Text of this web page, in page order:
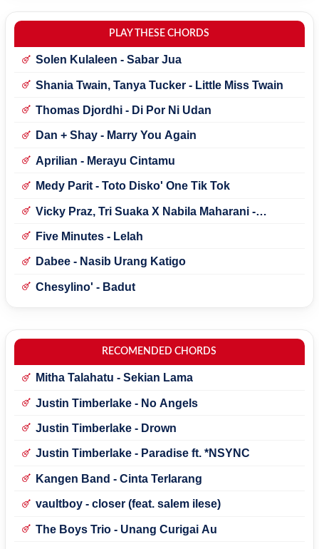
PLAY THESE CHORDS
Solen Kulaleen - Sabar Jua
Shania Twain, Tanya Tucker - Little Miss Twain
Thomas Djordhi - Di Por Ni Udan
Dan + Shay - Marry You Again
Aprilian - Merayu Cintamu
Medy Parit - Toto Disko' One Tik Tok
Vicky Praz, Tri Suaka X Nabila Maharani -
Five Minutes - Lelah
Dabee - Nasib Urang Katigo
Chesylino' - Badut
RECOMENDED CHORDS
Mitha Talahatu - Sekian Lama
Justin Timberlake - No Angels
Justin Timberlake - Drown
Justin Timberlake - Paradise ft. *NSYNC
Kangen Band - Cinta Terlarang
vaultboy - closer (feat. salem ilese)
The Boys Trio - Unang Curigai Au